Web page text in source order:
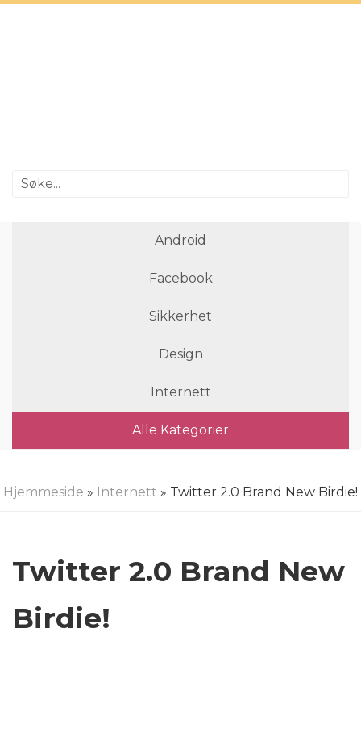
Android
Facebook
Sikkerhet
Design
Internett
Alle Kategorier
Hjemmeside » Internett » Twitter 2.0 Brand New Birdie!
Twitter 2.0 Brand New
Birdie!